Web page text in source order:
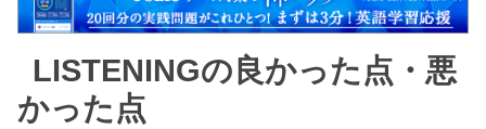
LISTENINGの良かった点・悪
かった点